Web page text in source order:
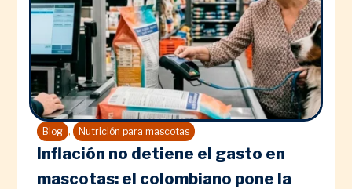
Blog , Nutrición para mascotas
Inflación no detiene el gasto en
mascotas: el colombiano pone la